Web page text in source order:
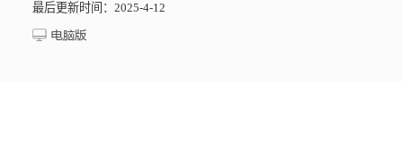
最后更新时间： 2025-4-12